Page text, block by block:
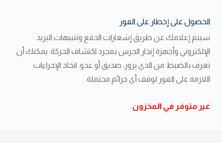
الحصول على إخطار على الفور
سيتم إعلامك عن طريق إشعارات الدفع وتنبيهات البريد
الإلكتروني وأجهزة إنذار الجرس بمجرد اكتشاف الحركة. يمكنك أن
تعرف بالضبط من الذي يزور، صديق أو عدو. اتخاذ الإجراءات
اللازمة على الفور لوقف أي جرائم محتملة.
غير متوفر في المخزون